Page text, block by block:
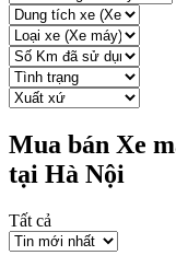
Mua bán Xe
tại Hà Nội
Tất cả